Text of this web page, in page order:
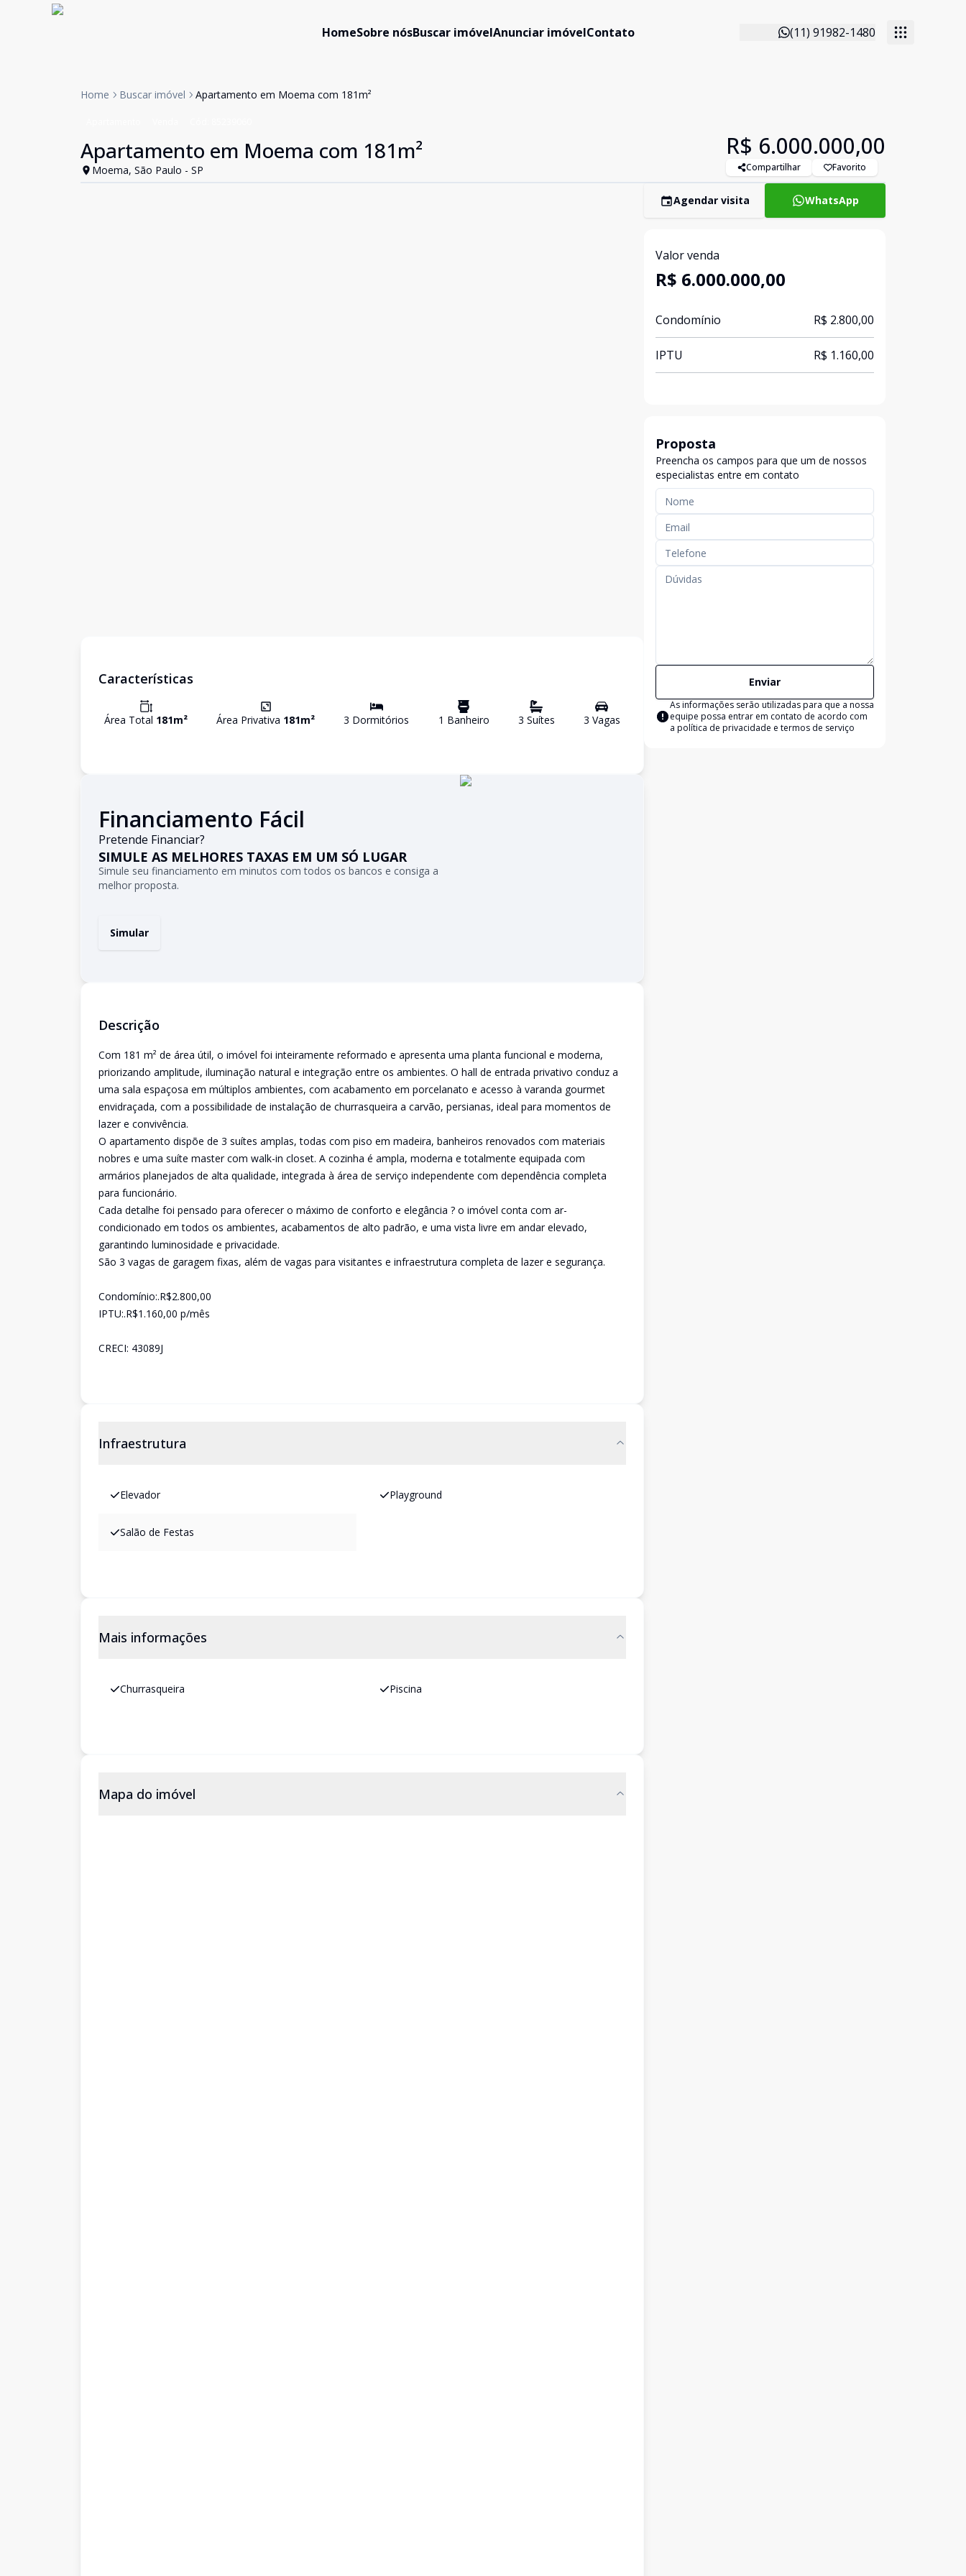
HomeSobre nósBuscar imóvelAnunciar imóvelContato (11) 91982-1480
Home Buscar imóvel Apartamento em Moema com 181m²
Apartamento em Moema com 181m²
Moema, São Paulo - SP
R$ 6.000.000,00
Compartilhar Favorito
Características
Área Total 181m² Área Privativa 181m² 3 Dormitórios 1 Banheiro 3 Suítes 3 Vagas
Financiamento Fácil
Pretende Financiar?
SIMULE AS MELHORES TAXAS EM UM SÓ LUGAR
Simule seu financiamento em minutos com todos os bancos e consiga a
melhor proposta.
Simular
Descrição
Com 181 m² de área útil, o imóvel foi inteiramente reformado e apresenta uma planta funcional e moderna,
priorizando amplitude, iluminação natural e integração entre os ambientes. O hall de entrada privativo conduz a
uma sala espaçosa em múltiplos ambientes, com acabamento em porcelanato e acesso à varanda gourmet
envidraçada, com a possibilidade de instalação de churrasqueira a carvão, persianas, ideal para momentos de
lazer e convivência.
O apartamento dispõe de 3 suítes amplas, todas com piso em madeira, banheiros renovados com materiais
nobres e uma suíte master com walk-in closet. A cozinha é ampla, moderna e totalmente equipada com
armários planejados de alta qualidade, integrada à área de serviço independente com dependência completa
para funcionário.
Cada detalhe foi pensado para oferecer o máximo de conforto e elegância ? o imóvel conta com ar-
condicionado em todos os ambientes, acabamentos de alto padrão, e uma vista livre em andar elevado,
garantindo luminosidade e privacidade.
São 3 vagas de garagem fixas, além de vagas para visitantes e infraestrutura completa de lazer e segurança.
Condomínio:.R$2.800,00
IPTU:.R$1.160,00 p/mês
CRECI: 43089J
Infraestrutura
Elevador Playground
Salão de Festas
Mais informações
Churrasqueira Piscina
Mapa do imóvel
Agendar visita WhatsApp
Valor venda
R$ 6.000.000,00
Condomínio R$ 2.800,00
IPTU R$ 1.160,00
Proposta
Preencha os campos para que um de nossos
especialistas entre em contato
Enviar
As informações serão utilizadas para que a nossa
equipe possa entrar em contato de acordo com
a política de privacidade e termos de serviço